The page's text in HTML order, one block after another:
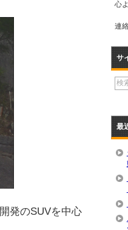
発のSUVを中心
心
連
サ
最